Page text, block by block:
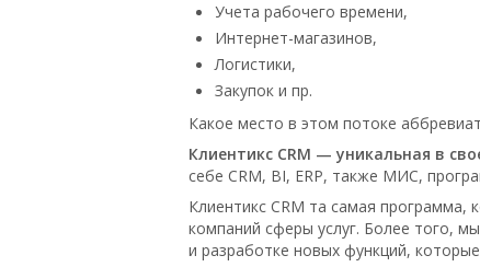
Учета рабочего времени,
Интернет-магазинов,
Логистики,
Закупок и пр.
Какое место в этом потоке
Клиентикс CRM — уникальная в
себе CRM, BI, ERP, также МИС,
Клиентикс CRM та самая программа,
компаний сферы услуг. Более того,
и разработке новых функций,